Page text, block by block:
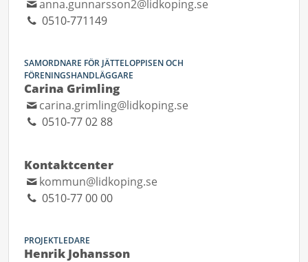
anna.gunnarsson2@lidkoping.se
0510-771149
SAMORDNARE FÖR JÄTTELOPPISEN OCH
FÖRENINGSHANDLÄGGARE
Carina Grimling
carina.grimling@lidkoping.se
0510-77 02 88
Kontaktcenter
kommun@lidkoping.se
0510-77 00 00
PROJEKTLEDARE
Henrik Johansson